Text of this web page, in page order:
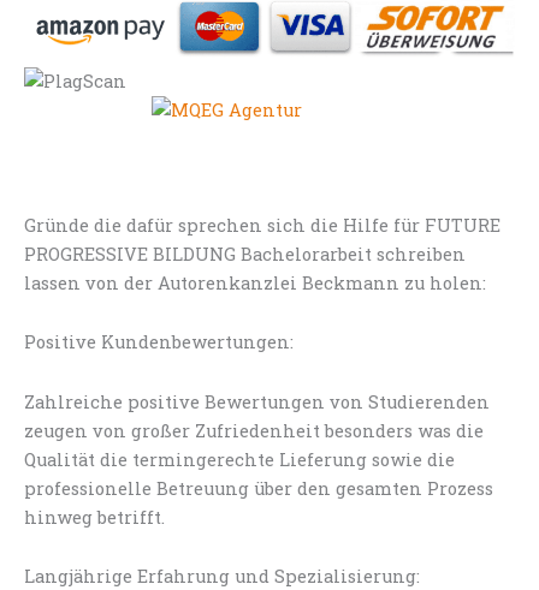
Gründe die dafür sprechen sich die Hilfe für FUTURE
PROGRESSIVE BILDUNG Bachelorarbeit schreiben
lassen von der Autorenkanzlei Beckmann zu holen:
Positive Kundenbewertungen:
Zahlreiche positive Bewertungen von Studierenden
zeugen von großer Zufriedenheit besonders was die
Qualität die termingerechte Lieferung sowie die
professionelle Betreuung über den gesamten Prozess
hinweg betrifft.
Langjährige Erfahrung und Spezialisierung: